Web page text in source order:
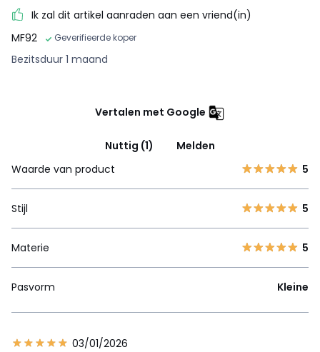
Ik zal dit artikel aanraden aan een vriend(in)
MF92
Geverifieerde koper
Bezitsduur 1 maand
Vertalen met Google
Nuttig (1)
Melden
Waarde van product
5
Stijl 5
Materie 5
Pasvorm Kleine
03/01/2026